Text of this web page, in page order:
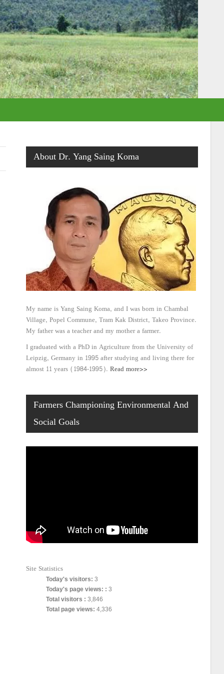
About Dr. Yang Saing Koma
My name is Yang Saing Koma, and I was born in Chambal
Village, Popel Commune, Tram Kak District, Takeo Province.
My father was a teacher and my mother a farmer.
I graduated with a PhD in Agriculture from the University of
Leipzig, Germany in 1995 after studying and living there for
almost 11 years (1984-1995). Read more>>
Farmers Championing Environmental And
Social Goals
Site Statistics
Today's visitors: 3
Today's page views: : 3
Total visitors : 3,846
Total page views: 4,336